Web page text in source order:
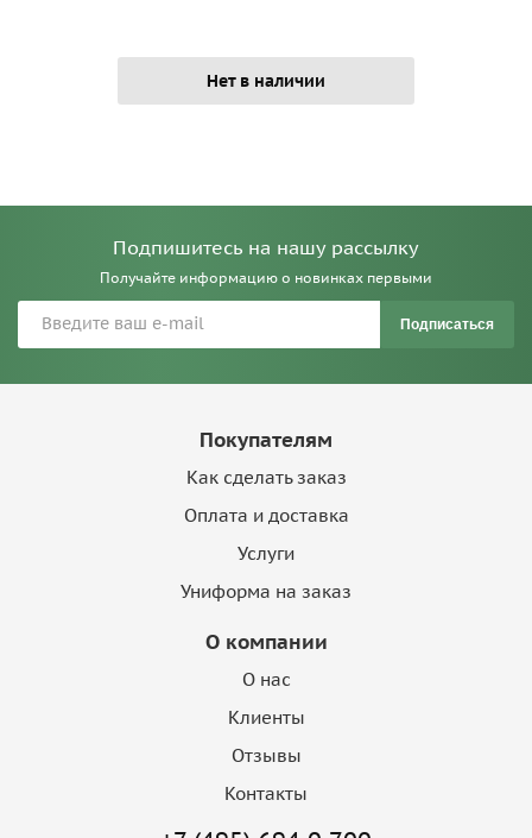
Нет в наличии
Подпишитесь на нашу рассылку
Получайте информацию о новинках первыми
Подписаться
Покупателям
Как сделать заказ
Оплата и доставка
Услуги
Униформа на заказ
О компании
О нас
Клиенты
Отзывы
Контакты